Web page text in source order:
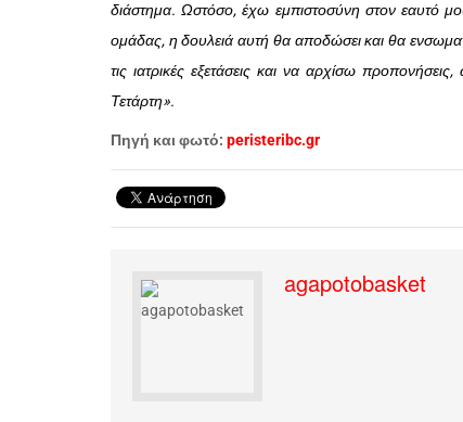
διάστημα. Ωστόσο, έχω εμπιστοσύνη στον εαυτό
ομάδας, η δουλειά αυτή θα αποδώσει και θα
τις ιατρικές εξετάσεις και να αρχίσω
Τετάρτη».
Πηγή και φωτό: peristeribc.gr
agapotobasket